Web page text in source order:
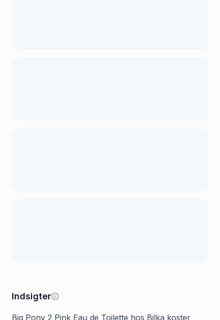
Indsigter
Big Pony 2 Pink Eau de Toilette hos Bilka koster